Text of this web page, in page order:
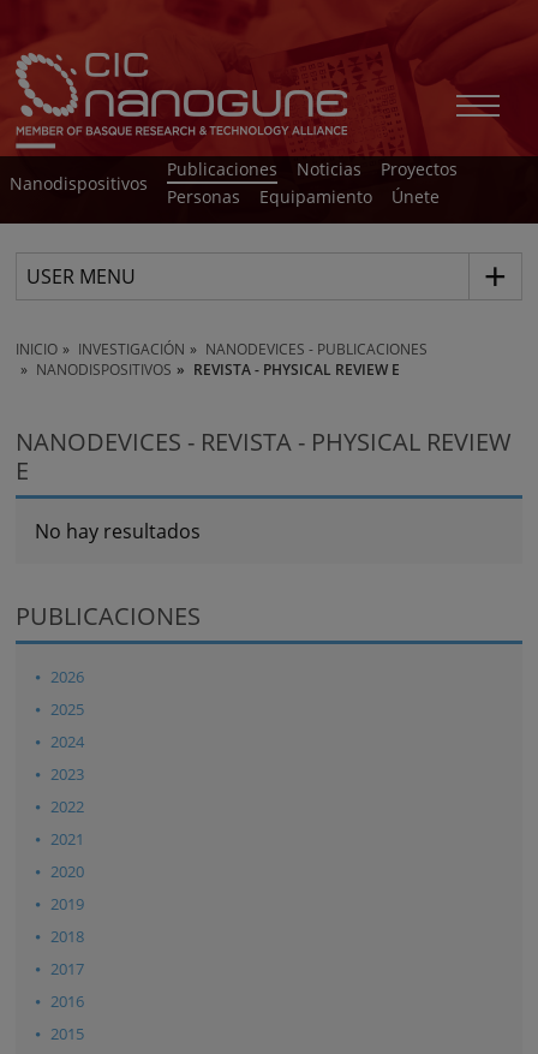
Nanodispositivos
Publicaciones Noticias
Proyectos
Personas
Equipamiento Únete
USER MENU
INICIO INVESTIGACIÓN
NANODEVICES - PUBLICACIONES
NANODISPOSITIVOS
REVISTA - PHYSICAL REVIEW E
NANODEVICES - REVISTA - PHYSICAL REVIEW
E
No hay resultados
PUBLICACIONES
2026
2025
2024
2023
2022
2021
2020
2019
2018
2017
2016
2015